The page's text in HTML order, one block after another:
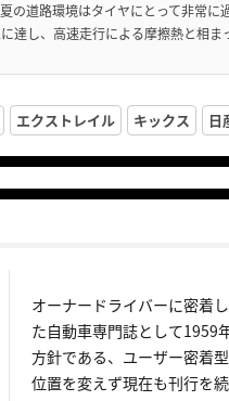
の道路環境はタイヤにとって非常に
し、高速走行による摩擦熱と相ま
エクストレイル キックス 日
オーナードライバーに密着
た自動車専門誌として1959
方針である、ユーザー密着
位置を変えず現在も刊行を